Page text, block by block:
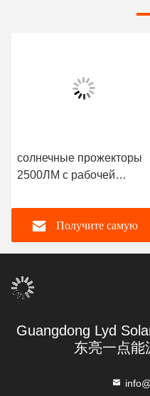
солнечные прожекторы
2500ЛМ с рабочей
до 60℃ 3кг
Получите самую
Guangdong Lyd
东亮一点能